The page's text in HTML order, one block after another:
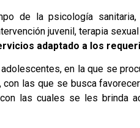
de la psicología
juvenil, terapia
adaptado a los
en la que se
las que se busca
las cuales se les brinda